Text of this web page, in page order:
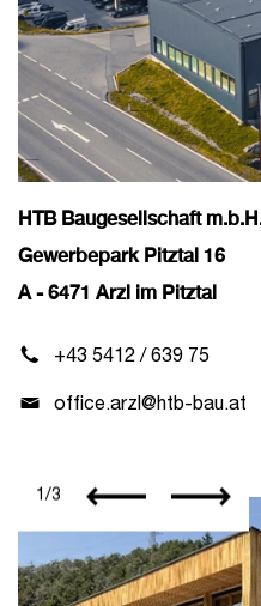
HTB Baugesellschaft
Gewerbepark Pitztal 16
A - 6471 Arzl im Pitztal
+43 5412 / 639 75
office.arzl@htb-bau.at
1 /3